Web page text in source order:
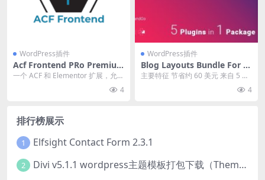
WordPress插件
Acf Frontend PRo Premiu
m for Elementor v.3.7.11 插
一个 ACF 和 Elementor 扩展，允许
4
WordPress插件
Blog Layouts Bundle For El
ementor 1.7.0 插件下载
主要特征 节省约 60 美元 来自 5 个
4
排行榜展示
1 Elfsight Contact Form 2.3.1
2 Divi v5.1.1 wordpress主题模板打包下载（Theme + Builder+ Extra Theme + Templates + Layouts + PSD）